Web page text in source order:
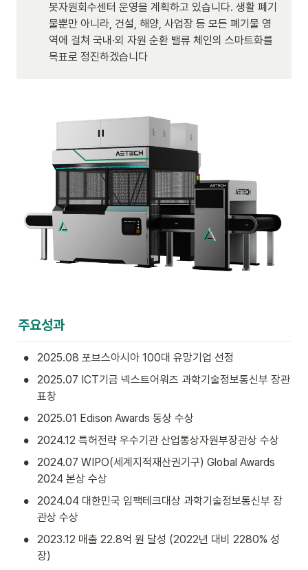
봇자원회수센터 운영을 계획하고 있습니다. 생활 폐기
물뿐만 아니라, 건설, 해양, 사업장 등 모든 폐기물 영
역에 걸쳐 국내·외 자원 순환 밸류 체인의 스마트화를
목표로 정진하겠습니다
주요성과
• 2025.08 포브스아시아 100대 유망기업 선정
•
2025.07 ICT기금 넥스트어워즈 과학기술정보통신부 장관
표창
• 2025.01 Edison Awards 동상 수상
• 2024.12 특허전략 우수기관 산업통상자원부장관상 수상
•
2024.07 WIPO(세계지적재산권기구) Global Awards
2024 본상 수상
•
2024.04 대한민국 임팩테크대상 과학기술정보통신부 장
관상 수상
•
2023.12 매출 22.8억 원 달성 (2022년 대비 2280% 성
장)